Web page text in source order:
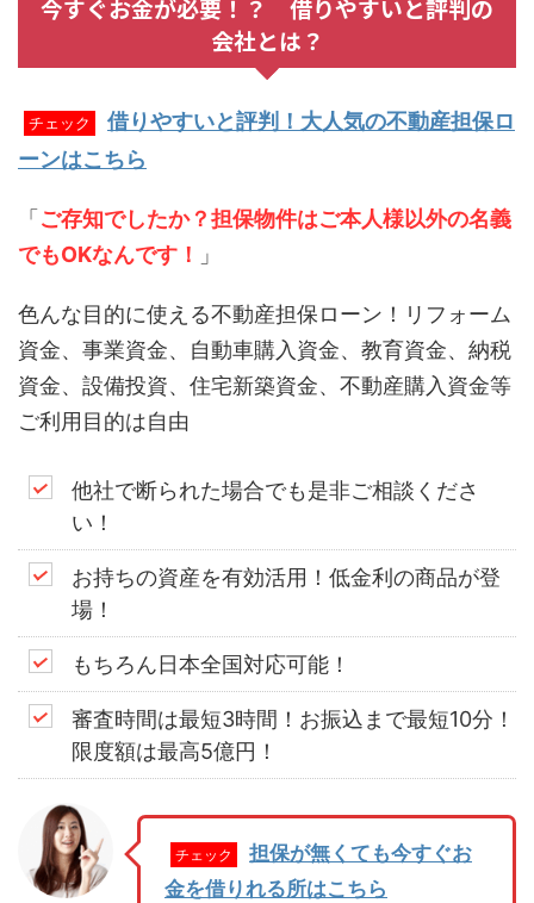
今すぐお金が必要！？ 借りやすいと評判の
会社とは？
チェック
借りやすいと評判！大人気の不動産担保ロ
ーンはこちら
「 ご存知でしたか？担保物件はご本人様以外の名義
でもOKなんです！
」
色んな目的に使える不動産担保ローン！リフォーム
資金、事業資金、自動車購入資金、教育資金、納税
資金、設備投資、住宅新築資金、不動産購入資金等
ご利用目的は自由
他社で断られた場合でも是非ご相談くださ
い！
お持ちの資産を有効活用！低金利の商品が登
場！
もちろん日本全国対応可能！
審査時間は最短3時間！お振込まで最短10分！
限度額は最高5億円！
チェック
担保が無くても今すぐお
金を借りれる所はこちら